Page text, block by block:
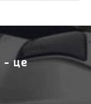
- це